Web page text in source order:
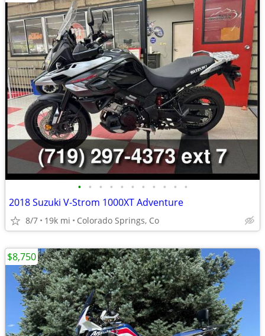
• • • • • • • • • • •
2018 Suzuki V-Strom 1000XT Adventure
8/7 19k mi Colorado Springs, Co
$8,750